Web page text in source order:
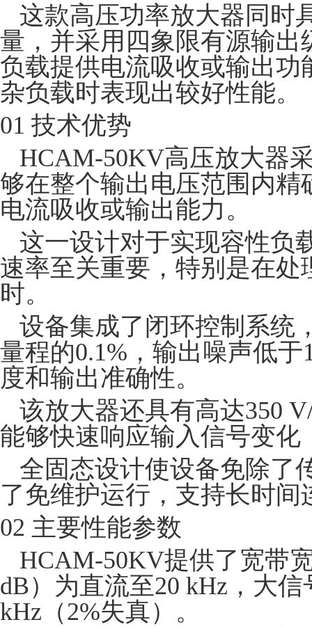
这款高压功率放大器同时
量，并采用四象限有源输
负载提供电流吸收或输出
杂负载时表现出较好性能。
01 技术优势
HCAM-50KV高压放大器
够在整个输出电压范围内
电流吸收或输出能力。
这一设计对于实现容性负
速率至关重要，特别是在
时。
设备集成了闭环控制系统
量程的0.1%，输出噪声低
度和输出准确性。
该放大器还具有高达350
能够快速响应输入信号变
全固态设计使设备免除了
了免维护运行，支持长时间
02 主要性能参数
HCAM-50KV提供了宽带
dB）为直流至20 kHz，大
kHz（2%失真）。